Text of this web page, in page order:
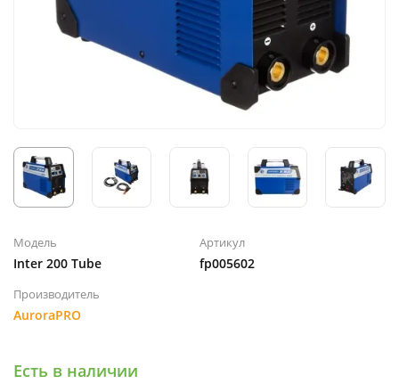
Модель
Inter 200 Tube
Артикул
fp005602
Производитель
AuroraPRO
Есть в наличии